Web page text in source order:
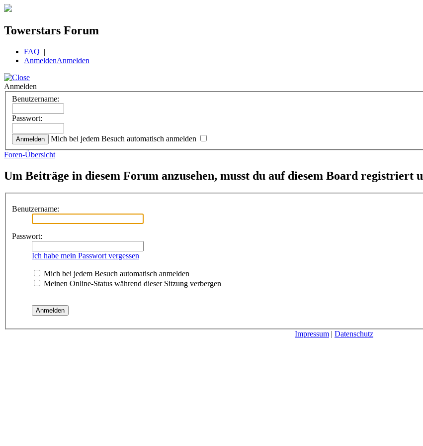
Towerstars Forum
FAQ |
AnmeldenAnmelden
Anmelden
Benutzername:
Passwort:
Mich bei jedem Besuch automatisch anmelden
Foren-Übersicht
Um Beiträge in diesem Forum anzusehen, musst du auf diesem Board registriert
Benutzername:
Passwort:
Ich habe mein Passwort vergessen
Mich bei jedem Besuch automatisch anmelden
Meinen Online-Status während dieser Sitzung verbergen
Impressum | Datenschutz